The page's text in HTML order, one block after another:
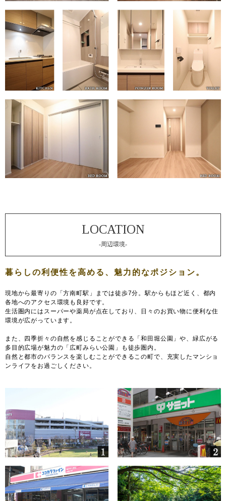
-周辺環境-
現地から最寄りの「方南町駅」までは徒歩7分。駅からもほど近く、都内
各地へのアクセス環境も良好です。
生活圏内にはスーパーや薬局が点在しており、日々のお買い物に便利な住
環境が広がっています。
また、四季折々の自然を感じることができる「和田堀公園」や、緑広がる
多目的広場が魅力の「広町みらい公園」も徒歩圏内。
自然と都市のバランスを楽しむことができるこの町で、充実したマンショ
ンライフをお過ごしください。